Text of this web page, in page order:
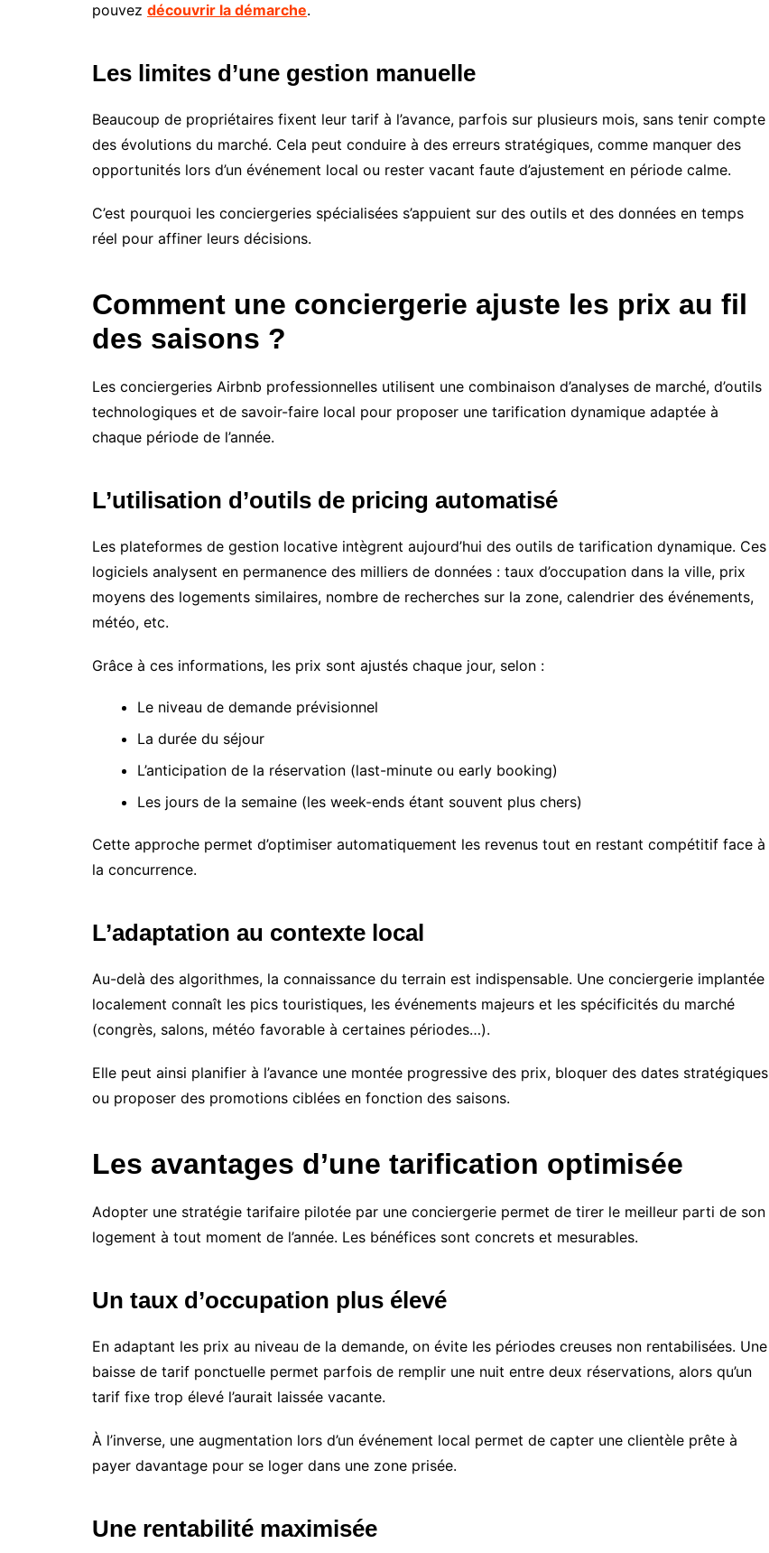
pouvez découvrir la démarche.
Les limites d’une gestion manuelle
Beaucoup de propriétaires fixent leur tarif à l’avance, parfois sur plusieurs mois, sans tenir compte
des évolutions du marché. Cela peut conduire à des erreurs stratégiques, comme manquer des
opportunités lors d’un événement local ou rester vacant faute d’ajustement en période calme.
C’est pourquoi les conciergeries spécialisées s’appuient sur des outils et des données en temps
réel pour affiner leurs décisions.
Comment une conciergerie ajuste les prix au fil
des saisons ?
Les conciergeries Airbnb professionnelles utilisent une combinaison d’analyses de marché, d’outils
technologiques et de savoir-faire local pour proposer une tarification dynamique adaptée à
chaque période de l’année.
L’utilisation d’outils de pricing automatisé
Les plateformes de gestion locative intègrent aujourd’hui des outils de tarification dynamique. Ces
logiciels analysent en permanence des milliers de données : taux d’occupation dans la ville, prix
moyens des logements similaires, nombre de recherches sur la zone, calendrier des événements,
météo, etc.
Grâce à ces informations, les prix sont ajustés chaque jour, selon :
Le niveau de demande prévisionnel
La durée du séjour
L’anticipation de la réservation (last-minute ou early booking)
Les jours de la semaine (les week-ends étant souvent plus chers)
Cette approche permet d’optimiser automatiquement les revenus tout en restant compétitif face à
la concurrence.
L’adaptation au contexte local
Au-delà des algorithmes, la connaissance du terrain est indispensable. Une conciergerie implantée
localement connaît les pics touristiques, les événements majeurs et les spécificités du marché
(congrès, salons, météo favorable à certaines périodes…).
Elle peut ainsi planifier à l’avance une montée progressive des prix, bloquer des dates stratégiques
ou proposer des promotions ciblées en fonction des saisons.
Les avantages d’une tarification optimisée
Adopter une stratégie tarifaire pilotée par une conciergerie permet de tirer le meilleur parti de son
logement à tout moment de l’année. Les bénéfices sont concrets et mesurables.
Un taux d’occupation plus élevé
En adaptant les prix au niveau de la demande, on évite les périodes creuses non rentabilisées. Une
baisse de tarif ponctuelle permet parfois de remplir une nuit entre deux réservations, alors qu’un
tarif fixe trop élevé l’aurait laissée vacante.
À l’inverse, une augmentation lors d’un événement local permet de capter une clientèle prête à
payer davantage pour se loger dans une zone prisée.
Une rentabilité maximisée